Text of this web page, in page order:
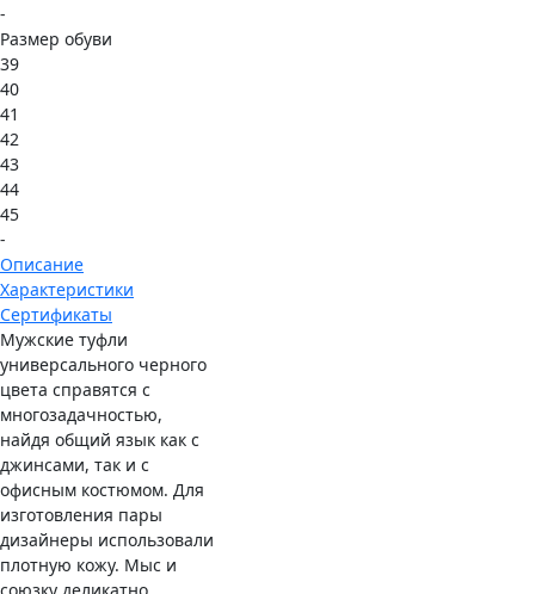
-
Размер обуви
39
40
41
42
43
44
45
-
Описание
Характеристики
Сертификаты
Мужские туфли
универсального черного
цвета справятся с
многозадачностью,
найдя общий язык как с
джинсами, так и с
офисным костюмом. Для
изготовления пары
дизайнеры использовали
плотную кожу. Мыс и